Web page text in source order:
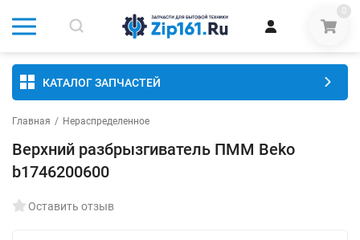
0
КАТАЛОГ ЗАПЧАСТЕЙ
Главная / Нераспределенное
Верхний разбрызгиватель ПММ Beko
b1746200600
Оставить отзыв